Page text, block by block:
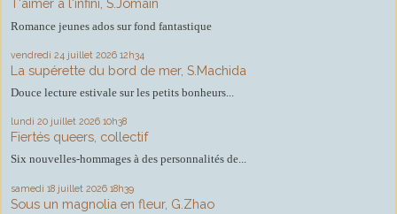
T'aimer à l'infini, S.Jomain
Romance jeunes ados sur fond fantastique
vendredi 24 juillet 2026 12h34
La supérette du bord de mer, S.Machida
Douce lecture estivale sur les petits bonheurs...
lundi 20 juillet 2026 10h38
Fiertés queers, collectif
Six nouvelles-hommages à des personnalités de...
samedi 18 juillet 2026 18h39
Sous un magnolia en fleur, G.Zhao